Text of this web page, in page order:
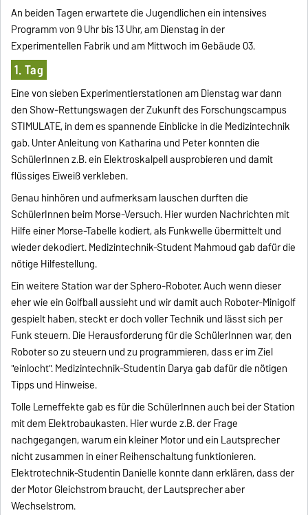
An beiden Tagen erwartete die Jugendlichen ein intensives
Programm von 9 Uhr bis 13 Uhr, am Dienstag in der
Experimentellen Fabrik und am Mittwoch im Gebäude 03.
1. Tag
Eine von sieben Experimentierstationen am Dienstag war dann
den Show-Rettungswagen der Zukunft des Forschungscampus
STIMULATE, in dem es spannende Einblicke in die Medizintechnik
gab. Unter Anleitung von Katharina und Peter konnten die
SchülerInnen z.B. ein Elektroskalpell ausprobieren und damit
flüssiges Eiweiß verkleben.
Genau hinhören und aufmerksam lauschen durften die
SchülerInnen beim Morse-Versuch. Hier wurden Nachrichten mit
Hilfe einer Morse-Tabelle kodiert, als Funkwelle übermittelt und
wieder dekodiert. Medizintechnik-Student Mahmoud gab dafür die
nötige Hilfestellung.
Ein weitere Station war der Sphero-Roboter. Auch wenn dieser
eher wie ein Golfball aussieht und wir damit auch Roboter-Minigolf
gespielt haben, steckt er doch voller Technik und lässt sich per
Funk steuern. Die Herausforderung für die SchülerInnen war, den
Roboter so zu steuern und zu programmieren, dass er im Ziel
"einlocht". Medizintechnik-Studentin Darya gab dafür die nötigen
Tipps und Hinweise.
Tolle Lerneffekte gab es für die SchülerInnen auch bei der Station
mit dem Elektrobaukasten. Hier wurde z.B. der Frage
nachgegangen, warum ein kleiner Motor und ein Lautsprecher
nicht zusammen in einer Reihenschaltung funktionieren.
Elektrotechnik-Studentin Danielle konnte dann erklären, dass der
der Motor Gleichstrom braucht, der Lautsprecher aber
Wechselstrom.